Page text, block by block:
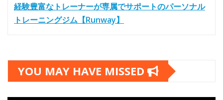
経験豊富なトレーナーが専属でサポートのパーソナル
トレーニングジム【Runway】
YOU MAY HAVE MISSED